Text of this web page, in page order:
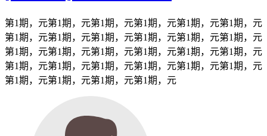
第1期，元第1期，元第1期，元第1期，元第1期，元第1期，元
第1期，元第1期，元第1期，元第1期，元第1期，元第1期，元
第1期，元第1期，元第1期，元第1期，元第1期，元第1期，元
第1期，元第1期，元第1期，元第1期，元第1期，元第1期，元
第1期，元第1期，元第1期，元第1期，元